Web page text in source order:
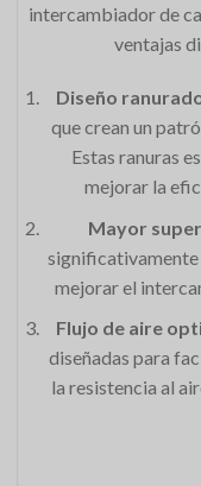
intercambiador de
ventajas
Diseño
que crean un
Estas ranuras
mejorar la
Mayor
significativamente
mejorar el
Flujo de aire
diseñadas para
la resistencia al